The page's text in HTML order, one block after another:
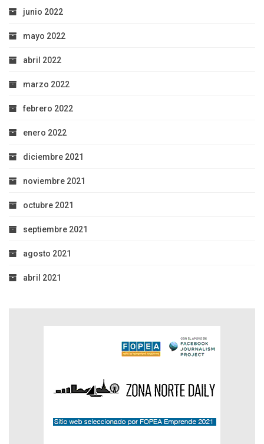
junio 2022
mayo 2022
abril 2022
marzo 2022
febrero 2022
enero 2022
diciembre 2021
noviembre 2021
octubre 2021
septiembre 2021
agosto 2021
abril 2021